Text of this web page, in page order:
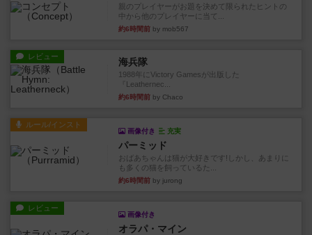
親のプレイヤーがお題を決めて限られたヒントの
中から他のプレイヤーに当て...
約6時間前 by mob567
レビュー 海兵隊
1988年にVictory Gamesが出版した
『Leathernec...
約6時間前 by Chaco
ルール/インスト
画像付き 充実
パーミッド
おばあちゃんは猫が大好きです!しかし、あまりに
も多くの猫を飼っているた...
約6時間前 by jurong
レビュー
画像付き
オラパ・マイン